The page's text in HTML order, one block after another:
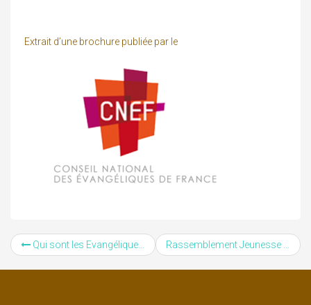
Extrait d’une brochure publiée par le
Qui sont les Evangéliques ?